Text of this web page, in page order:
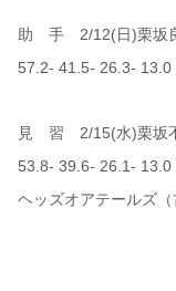
助 手 2/12(日)栗坂
57.2- 41.5- 26.3-
見 習 2/15(水)栗坂
53.8- 39.6- 26.1-
ヘッズオアテールズ